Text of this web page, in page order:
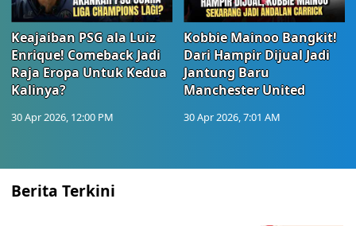
Keajaiban PSG ala Luiz
Enrique! Comeback Jadi
Raja Eropa Untuk Kedua
Kalinya?
30 Apr 2026, 12:00 PM
Kobbie Mainoo Bangkit!
Dari Hampir Dijual Jadi
Jantung Baru
Manchester United
30 Apr 2026, 7:01 AM
Berita Terkini